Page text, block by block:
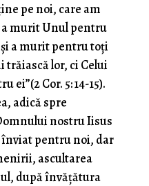
pe noi, care am
a murit Unul pentru
a murit pentru toţi
trăiască lor, ci Celui
ei”(2 Cor. 5: 14-15).
adică spre
nostru Iisus
înviat pentru noi, dar
ascultarea
după învăţătura